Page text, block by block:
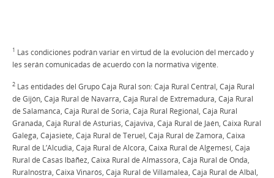
1 Las condiciones podrán variar en virtud de la evolución del mercado y
les serán comunicadas de acuerdo con la normativa vigente.
2 Las entidades del Grupo Caja Rural son: Caja Rural Central, Caja Rural
de Gijón, Caja Rural de Navarra, Caja Rural de Extremadura, Caja Rural
de Salamanca, Caja Rural de Soria, Caja Rural Regional, Caja Rural
Granada, Caja Rural de Asturias, Cajaviva, Caja Rural de Jaén, Caixa Rural
Galega, Cajasiete, Caja Rural de Teruel, Caja Rural de Zamora, Caixa
Rural de L’Alcudia, Caja Rural de Alcora, Caixa Rural de Algemesí, Caja
Rural de Casas lbáñez, Caixa Rural de Almassora, Caja Rural de Onda,
Ruralnostra, Caixa Vinarós, Caja Rural de Villamalea, Caja Rural de Albal,